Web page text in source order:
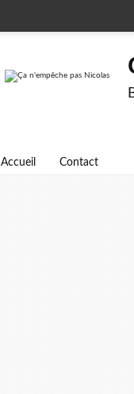
Accueil Contact